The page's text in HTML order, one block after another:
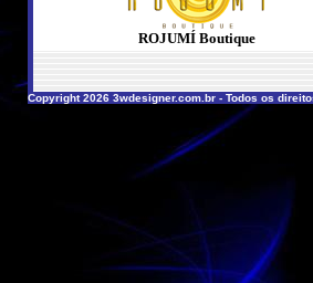
ROJUMÍ Boutique
Copyright 2026 3wdesigner.com.br - Todos os